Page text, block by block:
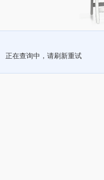
正在查询中，请刷新重试